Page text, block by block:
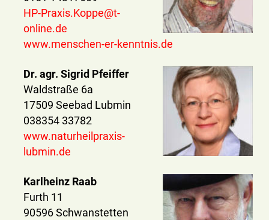
HP-Praxis.Koppe@t-
online.de
www.menschen-er-kenntnis.de
Dr. agr. Sigrid Pfeiffer
Waldstraße 6a
17509 Seebad Lubmin
038354 33782
www.naturheilpraxis-
lubmin.de
Karlheinz Raab
Furth 11
90596 Schwanstetten